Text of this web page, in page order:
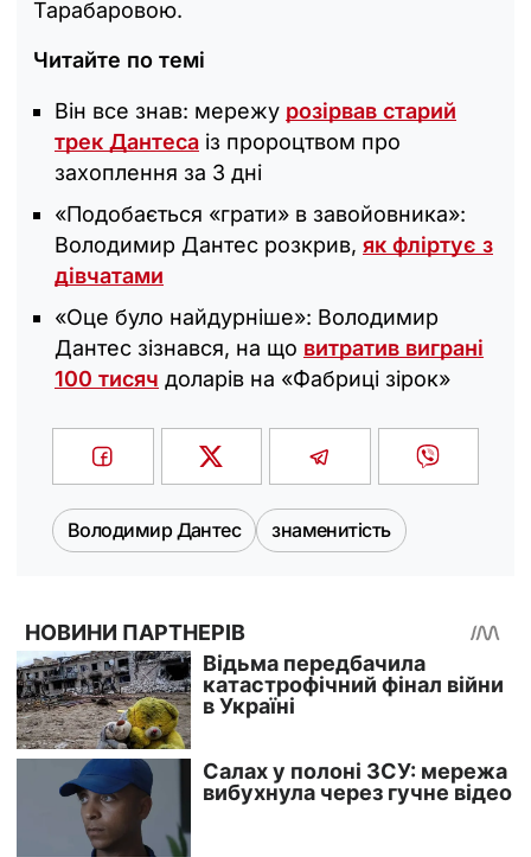
Тарабаровою.
Читайте по темі
Він все знав: мережу розірвав старий
трек Дантеса із пророцтвом про
захоплення за 3 дні
«Подобається «грати» в завойовника»:
Володимир Дантес розкрив, як фліртує з
дівчатами
«Оце було найдурніше»: Володимир
Дантес зізнався, на що витратив виграні
100 тисяч доларів на «Фабриці зірок»
Володимир Дантес знаменитість